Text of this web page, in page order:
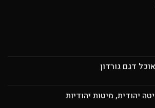
דגם גורדון
יהודית, מיטות יהודיות